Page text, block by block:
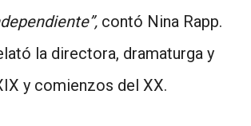
contó Nina Rapp.
la directora, dramaturga y
y comienzos del XX.